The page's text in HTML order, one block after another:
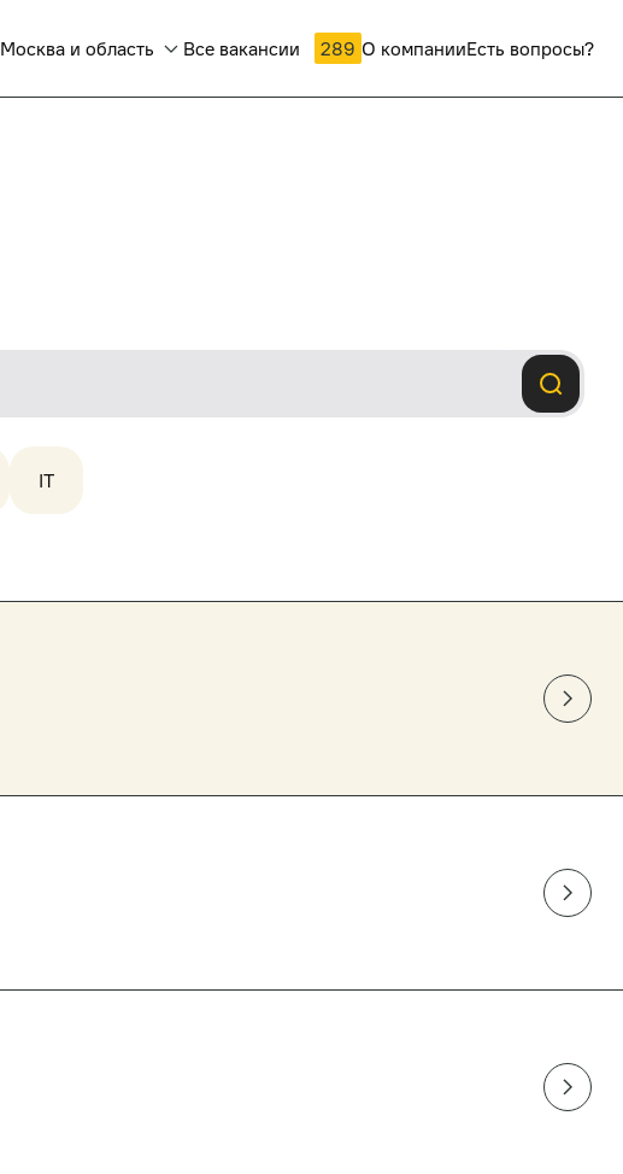
Москва и область Все вакансии 289 О компанииЕсть вопросы?
IT